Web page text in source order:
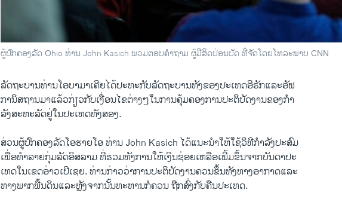
ຜູ້ປົກຄອງລັດ Ohio ທ່ານ John Kasich ພວມຕອບຄຳຖາມ ຜູ້ມີສິດປ່ອນບັດ ທີ່ຈັດໂດຍໂທລະພາບ CNN
ລັດຖະບານ​ທ່ານ​ໂອ​ບາ​ມາເຄີຍໄດ້​ປະ​ທະ​ກັບ​ລັດຖະບານ​ທັງ​ຂອງ​ປະ​ເທດ​ອີຣັ​ກ​ແລະ​ອັຟ
ກາ​ນິສຖານ​ມາ​ແລ້ວກ່ຽວ​ກັບເງື່ອນ​ໄຂ​ຕ່າງໆ​ໃນ​ການ​ຄຸ້ມ​ຄອງ​ການ​ປະຕິ​ບັດ​ງານ​ຂອງກຳ
ລັງ​ສະຫະລັດ​ຢູ່​ໃນ​ປະ​ເທດ​ທັງ​ສອງ.
ສ່ວນ​ຜູ້​ປົກຄອງ​ລັດ​ໂອຮາ​ຍ​ໂອ ທ່ານ John Kasich ​ໄດ້​ແນະນຳ​ໃຫ້​ໃຊ້​ວິທີກຳລັງ​ປະສົມ​
ເພື່ອ​ທຳລາຍ​ກຸ່ມ​ລັດ​ອິສລາມ ​ທີ່​ຮວມທັງ​ການ​ໃຫ້ເງິນ​ຊ່ອຍ​ເຫລືອ​ເພີ້ມຂຶ້ນຈາກ​ບັນດາ​ປະ​
ເທດ​ໃນ​ເຂ​ດອ່າວ​ເປີ​ເຊຍ. ທ່ານ​ກ່າວ​ວ່າການ​ປະຕິບັດ​ງານ​ຄວນຂຶ້ນທັງ​ທາງ​ອາກາດ​ແລະ​
ທາງ​ພາກພື້ນດິນ​ແລະ​ຫຼັງ​ຈາກ​ນັ້ນທະຫານ​ກໍ​ຄວນ ຖືກ​ສົ່ງ​ກັບ​ຄືນ​ປະ​ເທດ.
EMBED
Working Class Anger Fuels Trump’s Popularity in Paul Ryan’s Wisconsin Hometown
byສຽງອາເມຣິກາ ວີໂອເອລາວ